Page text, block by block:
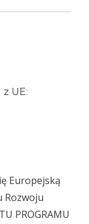
UE:
Europejską
Rozwoju
PROGRAMU